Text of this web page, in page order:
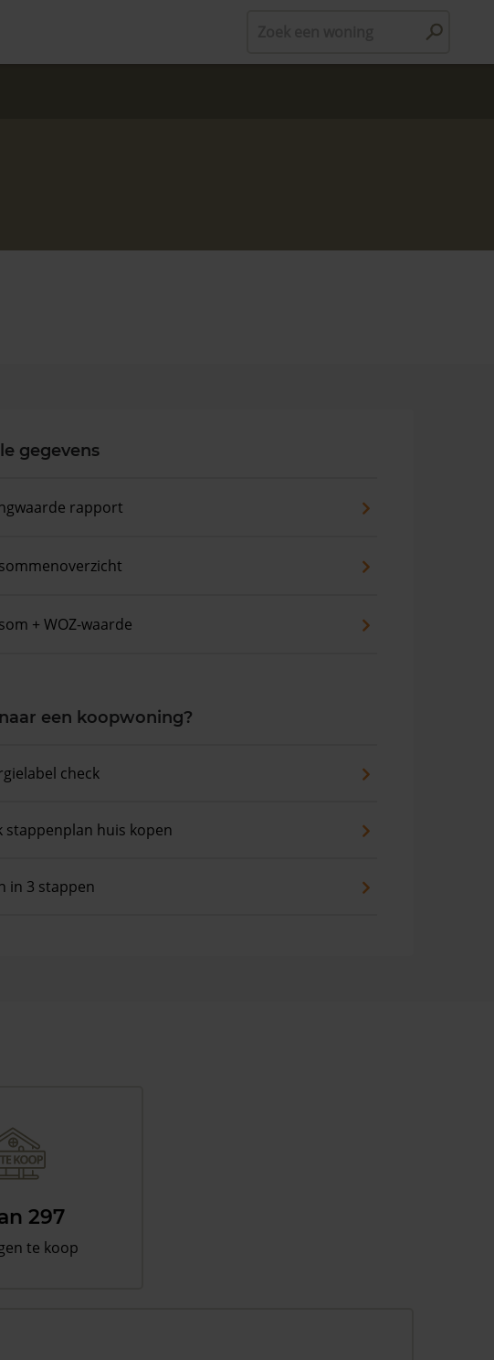
gegevens
rapport
+ WOZ-waarde
een koopwoning?
check
stappenplan huis kopen
in 3 stappen
297
te koop